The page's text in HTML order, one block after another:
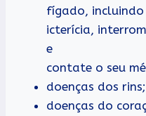
fígado, incluindo
icterícia,
e
contate o seu
doenças dos rins;
doenças do